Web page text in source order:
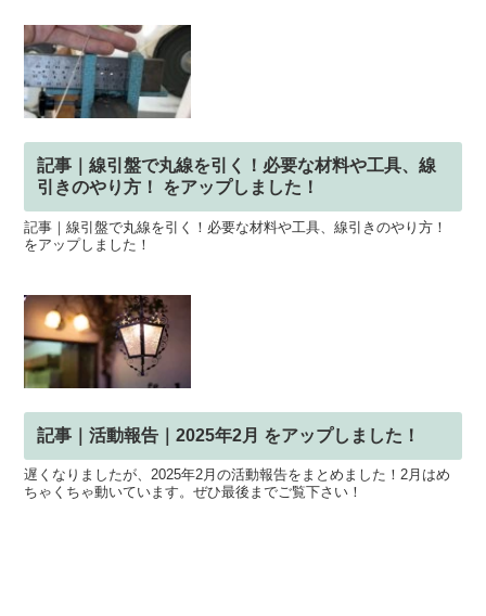
記事｜線引盤で丸線を引く！必要な材料や工具、線
引きのやり方！ をアップしました！
記事｜線引盤で丸線を引く！必要な材料や工具、線引きのやり方！
をアップしました！
記事｜活動報告｜2025年2月 をアップしました！
遅くなりましたが、2025年2月の活動報告をまとめました！2月はめ
ちゃくちゃ動いています。ぜひ最後までご覧下さい！